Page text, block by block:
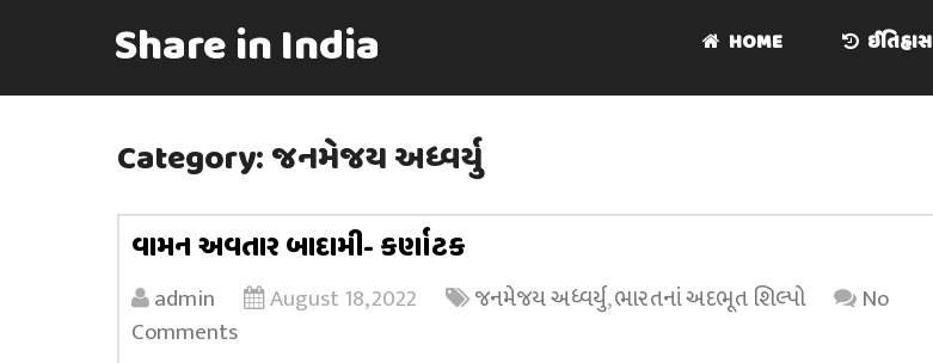
Share in India HOME ઈતિહાસ
Category:જનમેજય અધ્વર્યુ
વામન અવતાર બાદામી- કર્ણાટક
admin August 18, 2022 જનમેજય અધ્વર્યુ,ભારતનાં અદભૂત શિલ્પો
No
Comments